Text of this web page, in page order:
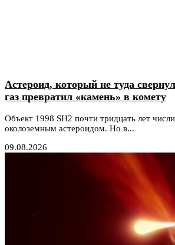
Астероид, который не туда
газ превратил «камень» в комету
Объект 1998 SH2 почти тридцать лет
околоземным астероидом. Но в...
09.08.2026